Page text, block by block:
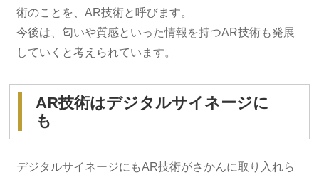
術のことを、AR技術と呼びます。
今後は、匂いや質感といった情報を持つAR技術も発展
していくと考えられています。
AR技術はデジタルサイネージに
も
デジタルサイネージにもAR技術がさかんに取り入れら